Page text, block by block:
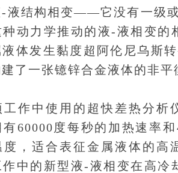
-液结构相变——它没有一级
动力学推动的液-液相变
体发生黏度超阿伦尼乌斯
建了一张镱锌合金液体的非
中使用的超快差热分析
有60000度每秒的加热速率
度，适合表征金属液体的
中的新型液-液相变在高冷